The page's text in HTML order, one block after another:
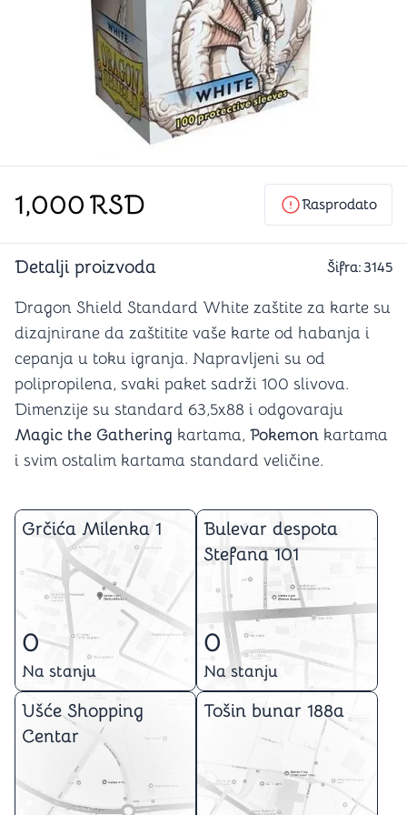
1,000RSD Rasprodato
Detalji proizvoda Šifra:3145
Dragon Shield Standard White zaštite za karte su
dizajnirane da zaštitite vaše karte od habanja i
cepanja u toku igranja. Napravljeni su od
polipropilena, svaki paket sadrži 100 slivova.
Dimenzije su standard 63,5x88 i odgovaraju
Magic the Gathering kartama, Pokemon kartama
i svim ostalim kartama standard veličine.
Grčića Milenka 1
0
Na stanju
Bulevar despota
Stefana 101
0
Na stanju
Ušće Shopping
Centar
Tošin bunar 188a